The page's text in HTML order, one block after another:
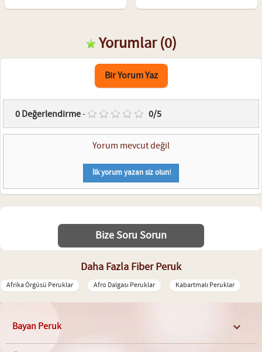
Yorumlar(0)
Bir Yorum Yaz
0Değerlendirme- 0/5
Yorum mevcut değil
İlk yorum yazan siz olun!
Bize Soru Sorun
Daha Fazla Fiber Peruk
Afrika Örgüsü Peruklar Afro Dalgası Peruklar Kabartmalı Peruklar
Bayan Peruk 